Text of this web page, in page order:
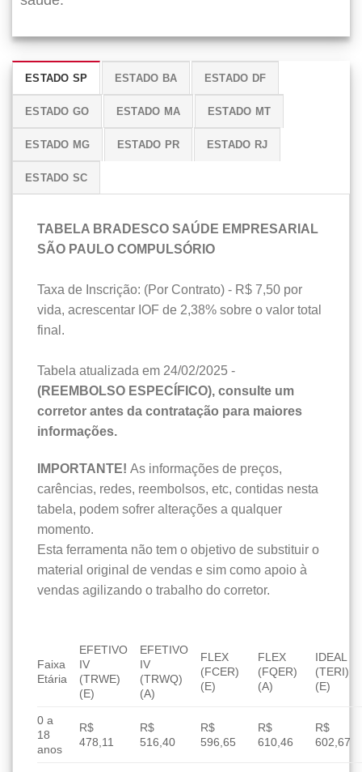
ESTADO SP ESTADO BA ESTADO DF
ESTADO GO ESTADO MA ESTADO MT
ESTADO MG ESTADO PR ESTADO RJ
ESTADO SC
TABELA BRADESCO SAÚDE EMPRESARIAL
SÃO PAULO COMPULSÓRIO
Taxa de Inscrição: (Por Contrato) - R$ 7,50 por
vida, acrescentar IOF de 2,38% sobre o valor total
final.
Tabela atualizada em 24/02/2025 -
(REEMBOLSO ESPECÍFICO), consulte um
corretor antes da contratação para maiores
informações.
IMPORTANTE! As informações de preços,
carências, redes, reembolsos, etc, contidas nesta
tabela, podem sofrer alterações a qualquer
momento.
Esta ferramenta não tem o objetivo de substituir o
material original de vendas e sim como apoio à
vendas agilizando o trabalho do corretor.
Faixa
Etária
EFETIVO
IV
(TRWE)
(E)
EFETIVO
IV
(TRWQ)
(A)
FLEX
(FCER)
(E)
FLEX
(FQER)
(A)
IDEAL
(TERI)
(E)
0 a
18
anos
R$
478,11
R$
516,40
R$
596,65
R$
610,46
R$
602,67